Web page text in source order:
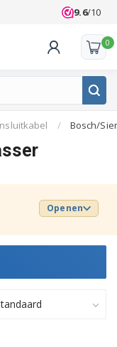
9.6/10
0
/ Bosch/
Openen